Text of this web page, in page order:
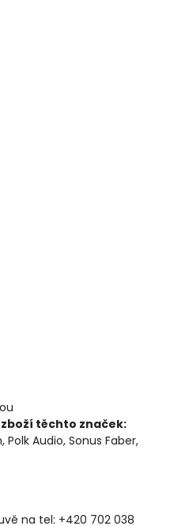
těchto značek:
Audio, Sonus Faber,
na tel: +420 702 038